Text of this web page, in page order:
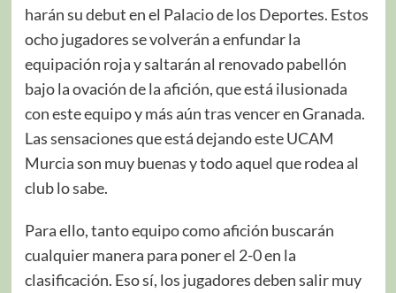
harán su debut en el Palacio de los Deportes. Estos
ocho jugadores se volverán a enfundar la
equipación roja y saltarán al renovado pabellón
bajo la ovación de la afición, que está ilusionada
con este equipo y más aún tras vencer en Granada.
Las sensaciones que está dejando este UCAM
Murcia son muy buenas y todo aquel que rodea al
club lo sabe.
Para ello, tanto equipo como afición buscarán
cualquier manera para poner el 2-0 en la
clasificación. Eso sí, los jugadores deben salir muy